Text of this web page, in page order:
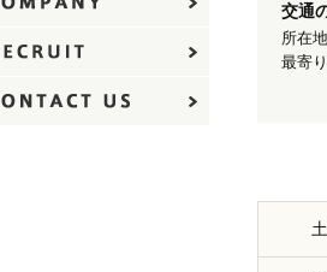
交通
所在地
最寄